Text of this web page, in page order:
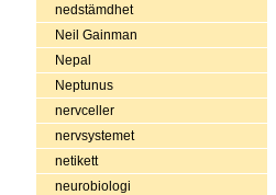
nedstämdhet
Neil Gainman
Nepal
Neptunus
nervceller
nervsystemet
netikett
neurobiologi